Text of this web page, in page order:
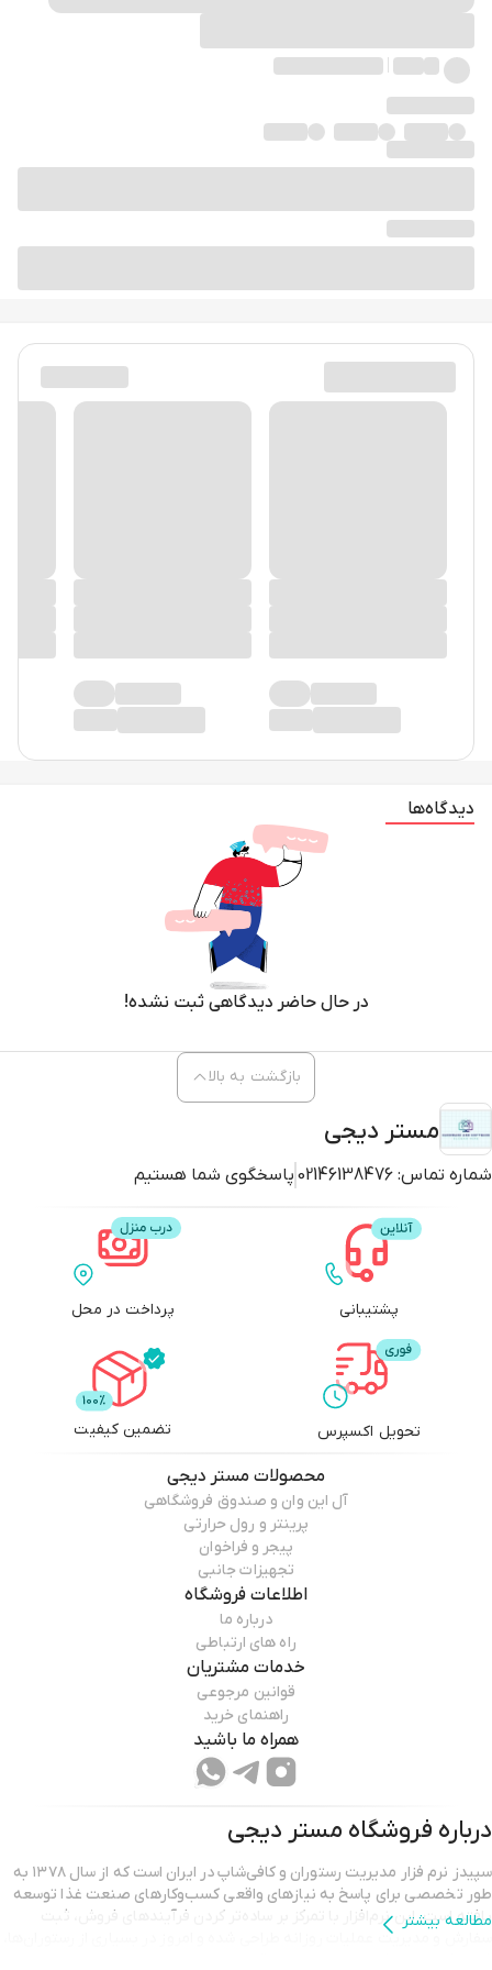
دیدگاه‌ها
در حال حاضر دیدگاهی ثبت نشده!
مستر دیجی
شماره تماس: 02146138476 پاسخگوی شما هستیم
بازگشت به بالا
پشتیبانی پرداخت در محل
تحویل اکسپرس تضمین کیفیت
محصولات مستر دیجی
آل این وان و صندوق فروشگاهی
پرینتر و رول حرارتی
پیجر و فراخوان
تجهیزات جانبی
اطلاعات فروشگاه
درباره ما
راه های ارتباطی
خدمات مشتریان
قوانین مرجوعی
راهنمای خرید
همراه ما باشید
درباره فروشگاه مستر دیجی
سپیدز نرم‌ فزار مدیریت رستوران و کافی‌شاپ در ایران است که از سال ۱۳۷۸ به
طور تخصصی برای پاسخ به نیازهای واقعی کسب‌وکارهای صنعت غذا توسعه
یافته است. این نرم‌افزار با تمرکز بر ساده‌تر کردن فرآیندهای فروش، ثبت
سفارش و مدیریت عملیات روزانه طراحی شده و امروز در بسیاری از رستوران‌ها،
مطالعه بیشتر